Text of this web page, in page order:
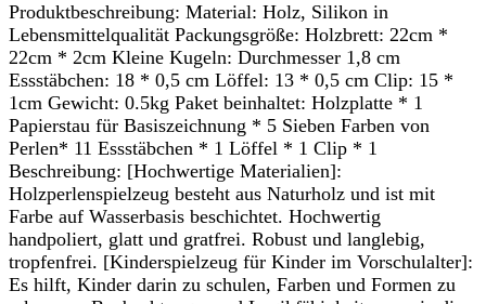
Produktbeschreibung: Material: Holz, Silikon in
Lebensmittelqualität Packungsgröße: Holzbrett: 22cm *
22cm * 2cm Kleine Kugeln: Durchmesser 1,8 cm
Essstäbchen: 18 * 0,5 cm Löffel: 13 * 0,5 cm Clip: 15 *
1cm Gewicht: 0.5kg Paket beinhaltet: Holzplatte * 1
Papierstau für Basiszeichnung * 5 Sieben Farben von
Perlen* 11 Essstäbchen * 1 Löffel * 1 Clip * 1
Beschreibung: [Hochwertige Materialien]:
Holzperlenspielzeug besteht aus Naturholz und ist mit
Farbe auf Wasserbasis beschichtet. Hochwertig
handpoliert, glatt und gratfrei. Robust und langlebig,
tropfenfrei. [Kinderspielzeug für Kinder im Vorschulalter]:
Es hilft, Kinder darin zu schulen, Farben und Formen zu